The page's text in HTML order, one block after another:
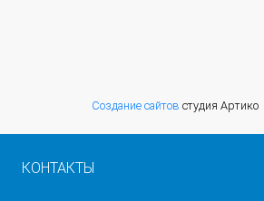
Создание сайтов студия Артико
КОНТАКТЫ